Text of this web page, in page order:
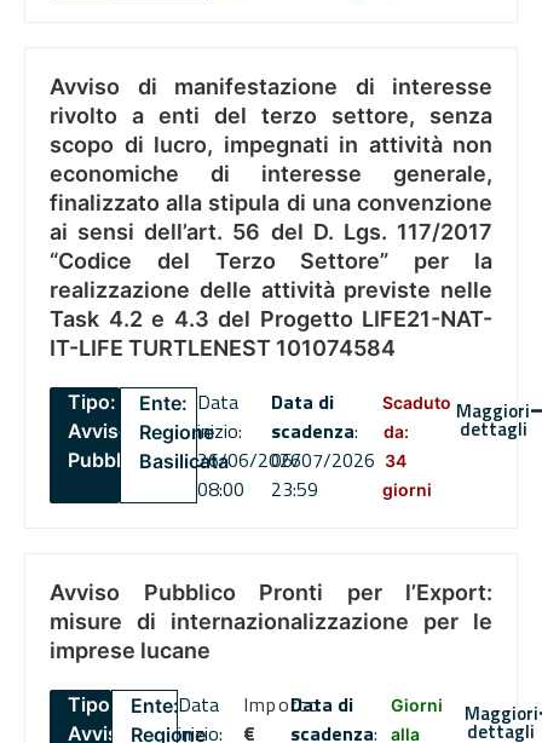
Avviso di manifestazione di interesse
rivolto a enti del terzo settore, senza
scopo di lucro, impegnati in attività non
economiche di interesse generale,
finalizzato alla stipula di una convenzione
ai sensi dell’art. 56 del D. Lgs. 117/2017
“Codice del Terzo Settore” per la
realizzazione delle attività previste nelle
Task 4.2 e 4.3 del Progetto LIFE21-NAT-
IT-LIFE TURTLENEST 101074584
Tipo:
Avviso
Pubblico
Ente:
Regione
Basilicata
Data
inizio:
26/06/2026
08:00
Data di
scadenza:
06/07/2026
23:59
Scaduto
da:
34
giorni
Maggiori
dettagli
Avviso Pubblico Pronti per l’Export:
misure di internazionalizzazione per le
imprese lucane
Tipo:
Avviso
Ente:
Regione
Data
inizio:
Importo
€
Data di
scadenza:
Giorni
alla
Maggiori
dettagli